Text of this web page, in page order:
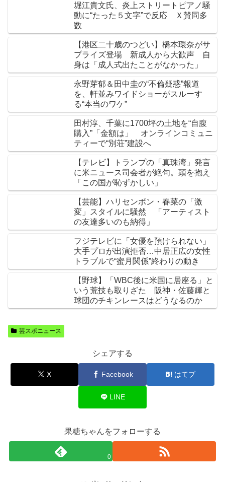
堀江貴文氏、炎上ストリートピアノ騒
動に“たった５文字”で反応 Ｘ賛同多
数
【港区二十歳のつどい】橋本環奈がサ
プライズ登場 新成人から大歓声 自
身は「成人式出たことがなかった」
永野芽郁＆田中圭の“不倫疑惑”報道
を、軒並みワイドショーがスルーす
る“本当のワケ”
田村淳、千葉に1700坪の土地を“自腹
購入”「金額は」 オンラインコミュニ
ティーで“別荘”建設へ
【テレビ】トランプの「真珠湾」発言
に米ニュース司会者が絶句。頭を抱え
「この国が恥ずかしい」
【芸能】ハリセンボン・春菜の「激
変」スタイルに騒然 「アーティスト
の友達多いのも納得」
フジテレビに「女優を預けられない」
大手プロが出演拒否…中居正広の女性
トラブルで“蜜月関係”終わりの動き
【野球】「WBC後に米国に居座る」と
いう荒技も取りざた 阪神・佐藤輝と
球団のチキンレースはどうなるのか
芸スポニュース
シェアする
X Facebook はてブ
LINE
果糖ちゃんをフォローする
0